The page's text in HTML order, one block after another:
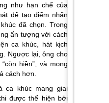
như hạn chế của
để tạo điểm nhấn
đã chọn. Trong
ấn tượng với cách
ca khúc, hát kịch
Ngược lại, ông cho
hiền”, và mong
cách hơn.
ca khúc mang giai
được thể hiện bởi